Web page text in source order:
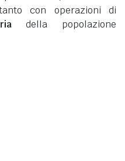
con operazioni di
della popolazione